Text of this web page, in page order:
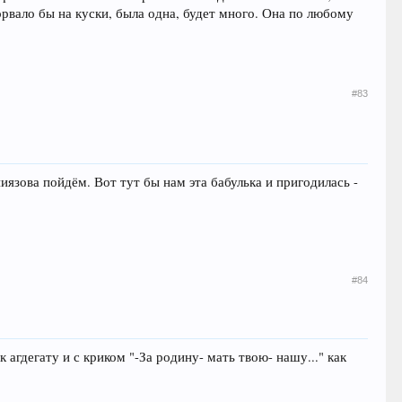
бы на куски, была одна, будет много. Она по любому
#83
пойдём. Вот тут бы нам эта бабулька и пригодилась -
#84
и с криком "-За родину- мать твою- нашу..." как